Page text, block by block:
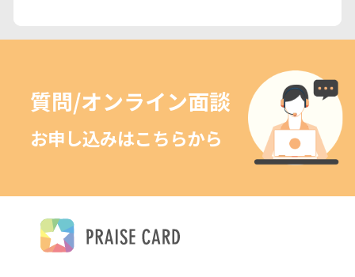
質問/オンライン面談
お申し込みはこちらから